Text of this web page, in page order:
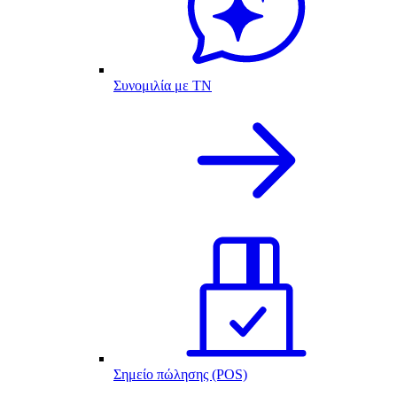
Συνομιλία με ΤΝ
Σημείο πώλησης (POS)